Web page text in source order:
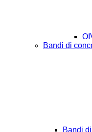
Bandi di
Bandi